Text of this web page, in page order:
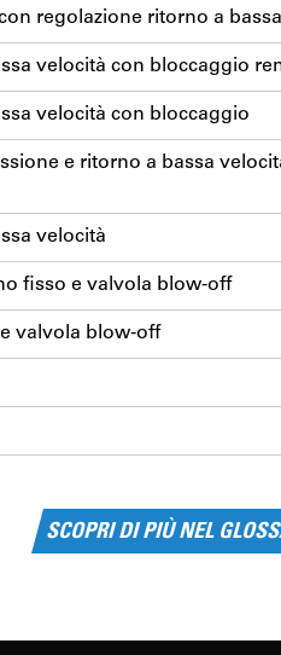
regolazione ritorno a
velocità con bloccaggio
velocità con bloccaggio
e ritorno a bassa
velocità
fisso e valvola blow-off
valvola blow-off
SCOPRI DI PIÙ NEL